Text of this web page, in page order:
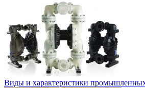
Виды и характеристики